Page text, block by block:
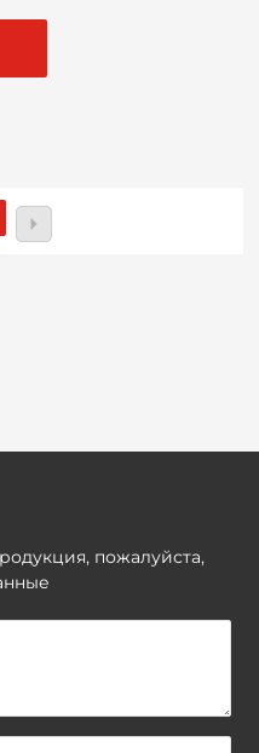
пожалуйста,